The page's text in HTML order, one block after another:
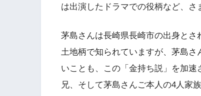
は出演したドラマでの役柄など、さ
茅島さんは長崎県長崎市の出身と
土地柄で知られていますが、茅島
いことも、この「金持ち説」を加速
兄、そして茅島さんご本人の4人家